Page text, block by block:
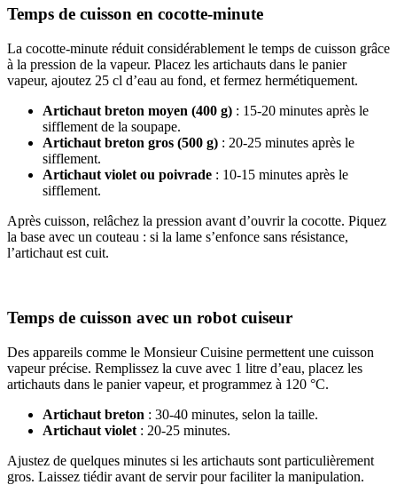
Temps de cuisson en cocotte-minute
La cocotte-minute réduit considérablement le temps de cuisson grâce
à la pression de la vapeur. Placez les artichauts dans le panier
vapeur, ajoutez 25 cl d’eau au fond, et fermez hermétiquement.
Artichaut breton moyen (400 g) : 15-20 minutes après le
sifflement de la soupape.
Artichaut breton gros (500 g) : 20-25 minutes après le
sifflement.
Artichaut violet ou poivrade : 10-15 minutes après le
sifflement.
Après cuisson, relâchez la pression avant d’ouvrir la cocotte. Piquez
la base avec un couteau : si la lame s’enfonce sans résistance,
l’artichaut est cuit.
Temps de cuisson avec un robot cuiseur
Des appareils comme le Monsieur Cuisine permettent une cuisson
vapeur précise. Remplissez la cuve avec 1 litre d’eau, placez les
artichauts dans le panier vapeur, et programmez à 120 °C.
Artichaut breton : 30-40 minutes, selon la taille.
Artichaut violet : 20-25 minutes.
Ajustez de quelques minutes si les artichauts sont particulièrement
gros. Laissez tiédir avant de servir pour faciliter la manipulation.